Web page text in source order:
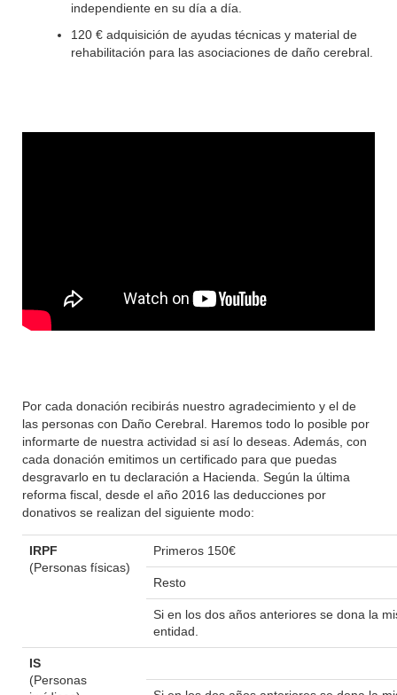
independiente en su día a día.
120 € adquisición de ayudas técnicas y material de
rehabilitación para las asociaciones de daño cerebral.
Por cada donación recibirás nuestro agradecimiento y el de
las personas con Daño Cerebral. Haremos todo lo posible por
informarte de nuestra actividad si así lo deseas. Además, con
cada donación emitimos un certificado para que puedas
desgravarlo en tu declaración a Hacienda. Según la última
reforma fiscal, desde el año 2016 las deducciones por
donativos se realizan del siguiente modo:
IRPF
(Personas físicas)
Primeros 150€
Resto
Si en los dos años anteriores se dona la
entidad.
IS
(Personas